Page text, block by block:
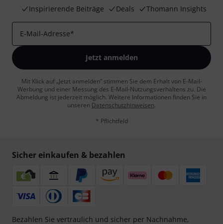
Inspirierende Beiträge
Deals Thomann Insights
E-Mail-Adresse*
Jetzt anmelden
Mit Klick auf „Jetzt anmelden“ stimmen Sie dem Erhalt von E-Mail-
Werbung und einer Messung des E-Mail-Nutzungsverhaltens zu. Die
Abmeldung ist jederzeit möglich. Weitere Informationen finden Sie in
unseren Datenschutzhinweisen.
* Pflichtfeld
Sicher einkaufen & bezahlen
Bezahlen Sie vertraulich und sicher per Nachnahme,